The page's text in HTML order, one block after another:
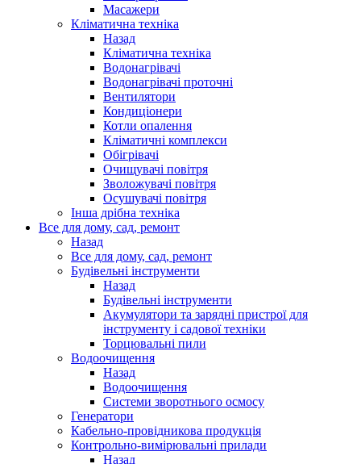
Масажери
Кліматична техніка
Назад
Кліматична техніка
Водонагрівачі
Водонагрівачі проточні
Вентилятори
Кондиціонери
Котли опалення
Кліматичні комплекси
Обігрівачі
Очищувачі повітря
Зволожувачі повітря
Осушувачі повітря
Інша дрібна техніка
Все для дому, сад, ремонт
Назад
Все для дому, сад, ремонт
Будівельні інструменти
Назад
Будівельні інструменти
Акумулятори та зарядні пристрої для
інструменту і садової техніки
Торцювальні пили
Водоочищення
Назад
Водоочищення
Системи зворотнього осмосу
Генератори
Кабельно-провідникова продукція
Контрольно-вимірювальні прилади
Назад